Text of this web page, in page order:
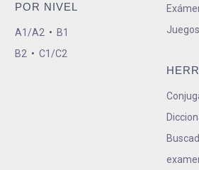
POR NIVEL
A1/A2 • B1
B2 • C1/C2
Juegos